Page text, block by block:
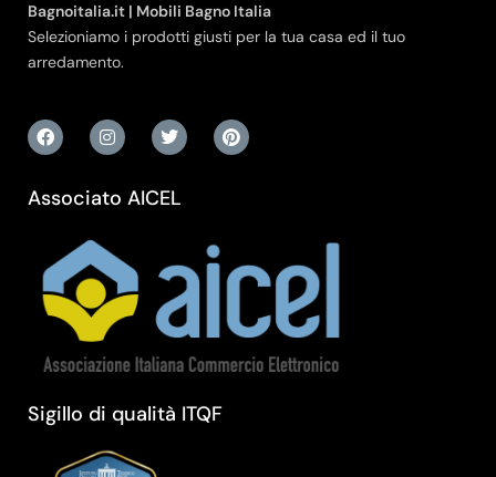
Bagnoitalia.it | Mobili Bagno Italia
Selezioniamo i prodotti giusti per la tua casa ed il tuo
arredamento.
Associato AICEL
Sigillo di qualità ITQF